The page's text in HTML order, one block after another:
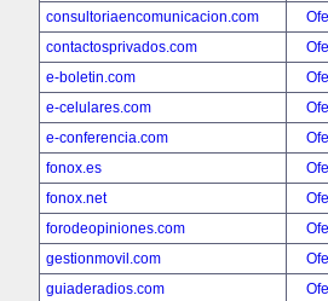
consultoriaencomunicacion.com
contactosprivados.com
e-boletin.com
e-celulares.com
e-conferencia.com
fonox.es
fonox.net
forodeopiniones.com
gestionmovil.com
guiaderadios.com